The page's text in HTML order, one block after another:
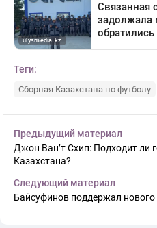
Теги:
Сборная Казахстана по футболу
Предыдущий материал
Джон Ван’т Схип: Подходит ли
Казахстана?
Следующий материал
Байсуфинов поддержал нового